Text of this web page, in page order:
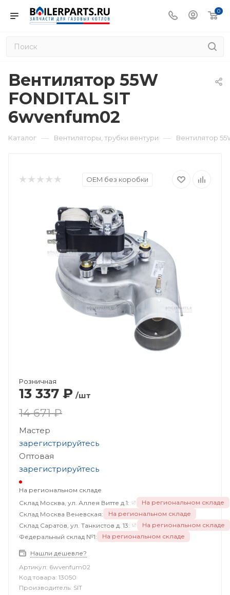
0
Вентилятор 55W
FONDITAL SIT
6wvenfum02
Каталог — Вентиляторы, трубки вентури — Вентилятор
OEM без коробки
Розничная
13 337 ₽ /шт
14 671 ₽
Мастер
зарегистрируйтесь
Оптовая
зарегистрируйтесь
На региональном складе
Склад Москва, ул. Аллея Витте д.1:
На региональном складе
Склад Москва Веневская:
На региональном складе
Склад Саратов, ул. Танкистов д. 13:
На региональном складе
Федеральный склад №1:
На региональном складе
Нашли дешевле?
Артикул: 6wvenfum02
Код товара: 13050
Производитель: SIT